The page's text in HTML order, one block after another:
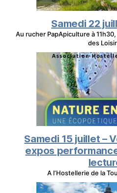
Samedi 22
Au rucher PapApiculture à
des
Samedi 15 juillet –
expos
A l’Hostellerie de la